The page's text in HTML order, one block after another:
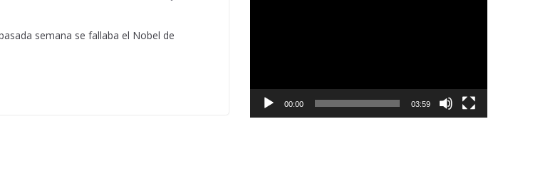
semana se fallaba el Nobel de
c
00:00 03:59